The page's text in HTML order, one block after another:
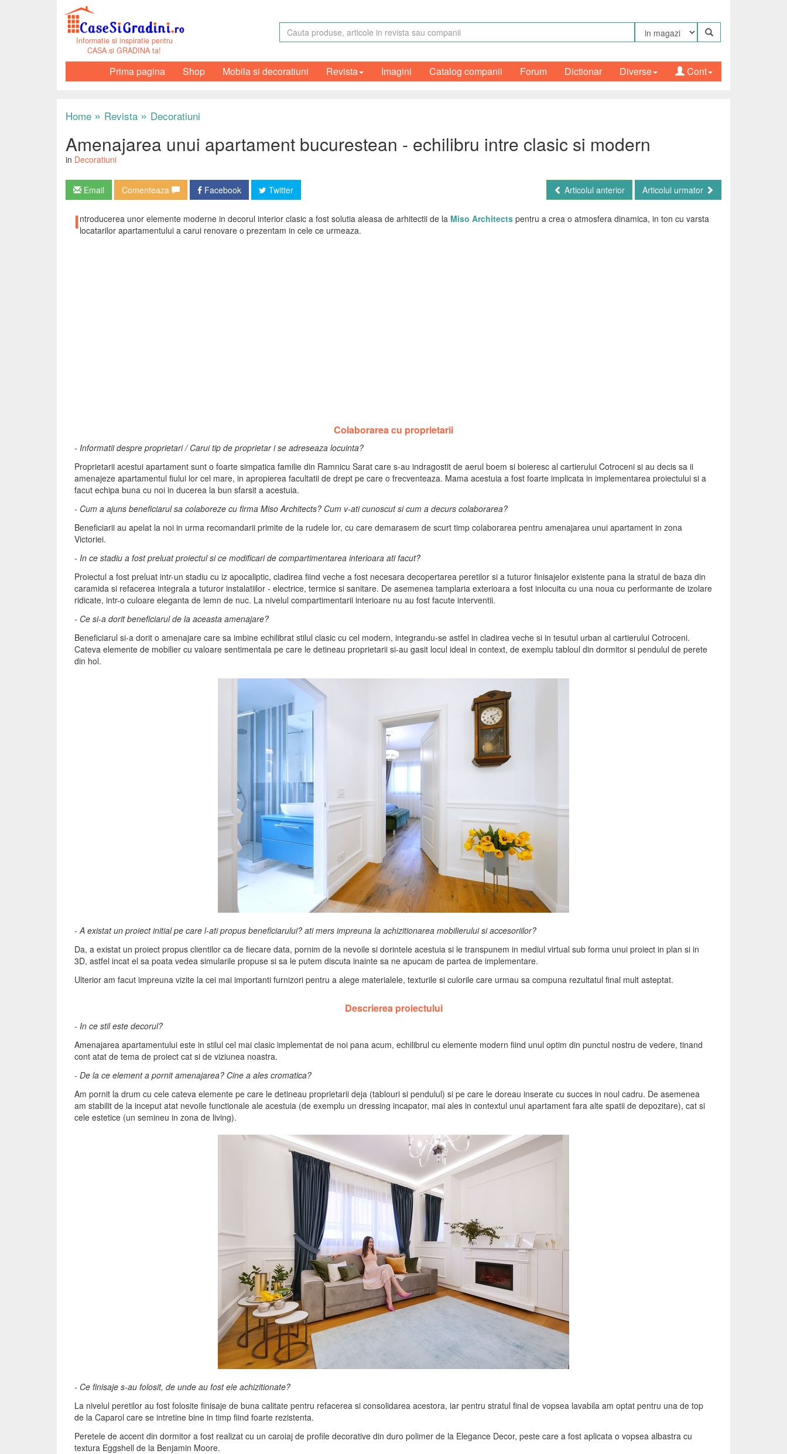
Informatie si inspiratie pentru
CASA si GRADINA ta!
Prima pagina Shop Mobila si decoratiuni Revista Imagini Catalog companii Forum Dictionar Cont
Diverse
Home » Revista » Decoratiuni
Amenajarea unui apartament bucurestean - echilibru intre clasic si modern
in Decoratiuni
Email Comenteaza Facebook Twitter Articolul anterior Articolul urmator
Introducerea unor elemente moderne in decorul interior clasic a fost solutia aleasa de arhitectii de la Miso Architects pentru a crea o atmosfera dinamica, in ton cu varsta
locatarilor apartamentului a carui renovare o prezentam in cele ce urmeaza.
Colaborarea cu proprietarii
- Informatii despre proprietari / Carui tip de proprietar i se adreseaza locuinta?
Proprietarii acestui apartament sunt o foarte simpatica familie din Ramnicu Sarat care s-au indragostit de aerul boem si boieresc al cartierului Cotroceni si au decis sa ii
amenajeze apartamentul fiului lor cel mare, in apropierea facultatii de drept pe care o frecventeaza. Mama acestuia a fost foarte implicata in implementarea proiectului si a
facut echipa buna cu noi in ducerea la bun sfarsit a acestuia.
- Cum a ajuns beneficiarul sa colaboreze cu firma Miso Architects? Cum v-ati cunoscut si cum a decurs colaborarea?
Beneficiarii au apelat la noi in urma recomandarii primite de la rudele lor, cu care demarasem de scurt timp colaborarea pentru amenajarea unui apartament in zona
Victoriei.
- In ce stadiu a fost preluat proiectul si ce modificari de compartimentarea interioara ati facut?
Proiectul a fost preluat intr-un stadiu cu iz apocaliptic, cladirea fiind veche a fost necesara decopertarea peretilor si a tuturor finisajelor existente pana la stratul de baza din
caramida si refacerea integrala a tuturor instalatiilor - electrice, termice si sanitare. De asemenea tamplaria exterioara a fost inlocuita cu una noua cu performante de izolare
ridicate, intr-o culoare eleganta de lemn de nuc. La nivelul compartimentarii interioare nu au fost facute interventii.
- Ce si-a dorit beneficiarul de la aceasta amenajare?
Beneficiarul si-a dorit o amenajare care sa imbine echilibrat stilul clasic cu cel modern, integrandu-se astfel in cladirea veche si in tesutul urban al cartierului Cotroceni.
Cateva elemente de mobilier cu valoare sentimentala pe care le detineau proprietarii si-au gasit locul ideal in context, de exemplu tabloul din dormitor si pendulul de perete
din hol.
- A existat un proiect initial pe care l-ati propus beneficiarului? ati mers impreuna la achizitionarea mobilierului si accesoriilor?
Da, a existat un proiect propus clientilor ca de fiecare data, pornim de la nevoile si dorintele acestuia si le transpunem in mediul virtual sub forma unui proiect in plan si in
3D, astfel incat el sa poata vedea simularile propuse si sa le putem discuta inainte sa ne apucam de partea de implementare.
Ulterior am facut impreuna vizite la cei mai importanti furnizori pentru a alege materialele, texturile si culorile care urmau sa compuna rezultatul final mult asteptat.
Descrierea proiectului
- In ce stil este decorul?
Amenajarea apartamentului este in stilul cel mai clasic implementat de noi pana acum, echilibrul cu elemente modern fiind unul optim din punctul nostru de vedere, tinand
cont atat de tema de proiect cat si de viziunea noastra.
- De la ce element a pornit amenajarea? Cine a ales cromatica?
Am pornit la drum cu cele cateva elemente pe care le detineau proprietarii deja (tablouri si pendulul) si pe care le doreau inserate cu succes in noul cadru. De asemenea
am stabilit de la inceput atat nevoile functionale ale acestuia (de exemplu un dressing incapator, mai ales in contextul unui apartament fara alte spatii de depozitare), cat si
cele estetice (un semineu in zona de living).
- Ce finisaje s-au folosit, de unde au fost ele achizitionate?
La nivelul peretilor au fost folosite finisaje de buna calitate pentru refacerea si consolidarea acestora, iar pentru stratul final de vopsea lavabila am optat pentru una de top
de la Caparol care se intretine bine in timp fiind foarte rezistenta.
Peretele de accent din dormitor a fost realizat cu un caroiaj de profile decorative din duro polimer de la Elegance Decor, peste care a fost aplicata o vopsea albastra cu
textura Eggshell de la Benjamin Moore.